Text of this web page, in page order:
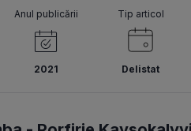
Anul publicării
2021
Tip articol
Delistat